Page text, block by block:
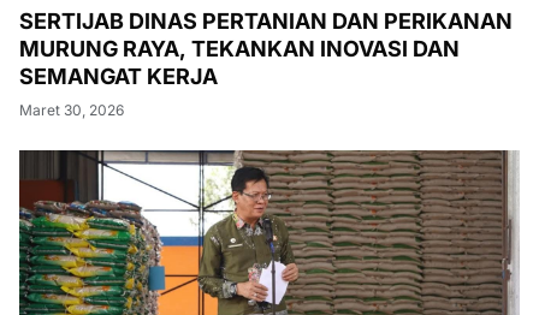
SERTIJAB DINAS PERTANIAN DAN PERIKANAN
MURUNG RAYA, TEKANKAN INOVASI DAN
SEMANGAT KERJA
Maret 30, 2026